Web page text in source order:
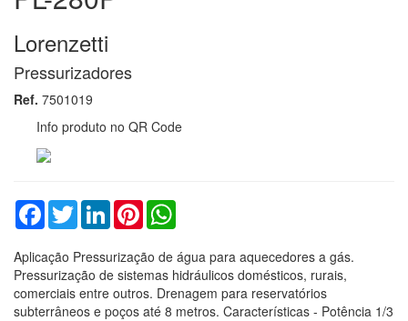
Aplicação Pressurização de água para aquecedores a gás.
comerciais entre outros. Drenagem para reservatórios
subterrâneos e poços até 8 metros. Características - Potência 1/3
CV - Silencioso e compacto - Bivolt - Pressão Máxima 28MCA -
Baixo consumo de energia elétrica - Fácil instalação,
manutenção, prática e econômica - Acionamento por Pressostato
- Durável, material resistente a corrosão
Entre em contato para falar sobre este produto
Nome